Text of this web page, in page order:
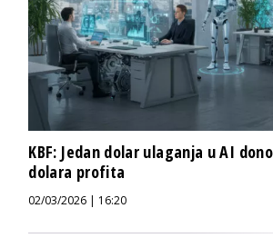
KBF: Jedan dolar ulaganja u AI
dolara profita
02/03/2026 | 16:20